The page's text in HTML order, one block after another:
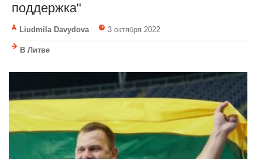
поддержка"
Liudmila Davydova 3 октября 2022
В Литве